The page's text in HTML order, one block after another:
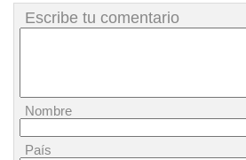
Escribe tu comentario
Nombre
País